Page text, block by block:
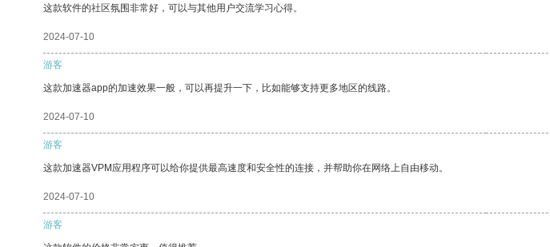
这款软件的社区氛围非常好，可以与其他用户交流学习心得。
2024-07-10
游客
这款加速器app的加速效果一般，可以再提升一下，比如能够支持更多地区的线路。
2024-07-10
游客
这款加速器VPM应用程序可以给你提供最高速度和安全性的连接，并帮助你在网络上自由移动。
2024-07-10
游客